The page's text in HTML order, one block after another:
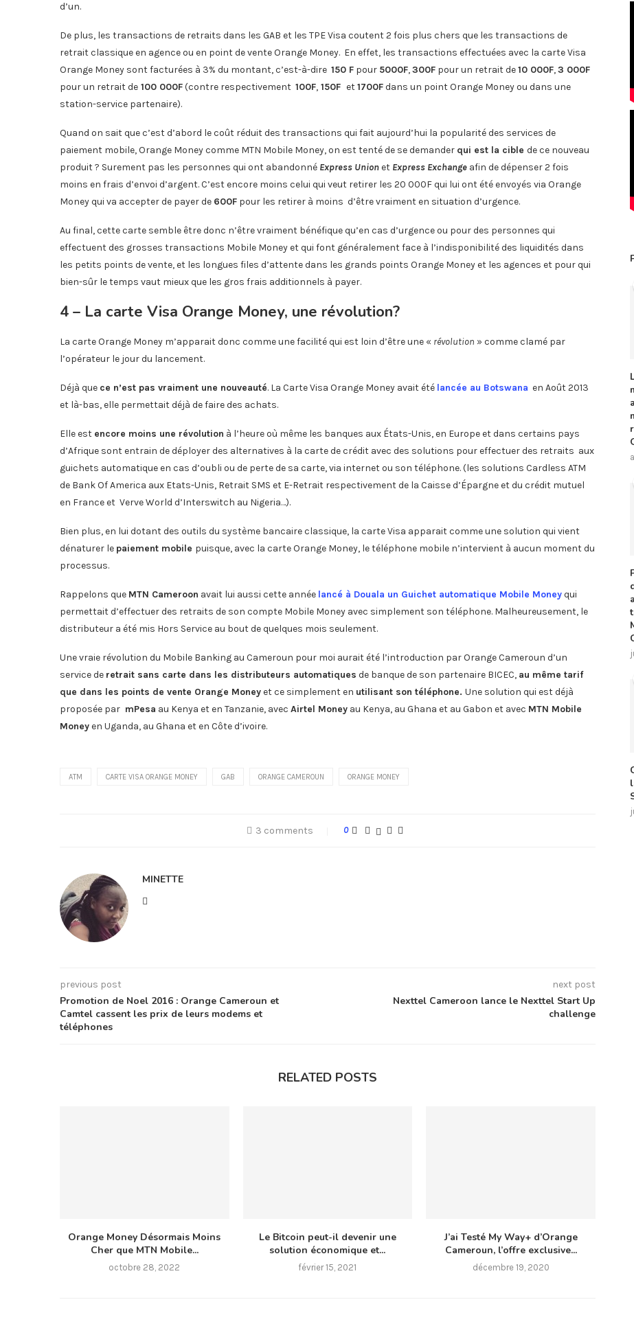
d’un.
De plus, les transactions de retraits dans les GAB et les TPE Visa coutent 2 fois plus chers que les transactions de
retrait classique en agence ou en point de vente Orange Money. En effet, les transactions effectuées avec la carte Visa
Orange Money sont facturées à 3% du montant, c’est-à-dire 150 F pour 5000F,300F pour un retrait de10 000F,3 000F
pour un retrait de 100 000F(contre respectivement 100F, 150F et1700Fdans un point Orange Money ou dans une
station-service partenaire).
Quand on sait que c’est d’abord le coût réduit des transactions qui fait aujourd’hui la popularité des services de
paiement mobile, Orange Money comme MTN Mobile Money, on est tenté de se demander qui est la cible de ce nouveau
produit ? Surement pas les personnes qui ont abandonné Express Unionet Express Exchange afin de dépenser 2 fois
moins en frais d’envoi d’argent. C’est encore moins celui qui veut retirer les 20 000F qui lui ont été envoyés via Orange
Money qui va accepter de payer de 600F pour les retirer à moins d’être vraiment en situation d’urgence.
Au final, cette carte semble être donc n’être vraiment bénéfique qu’en cas d’urgence ou pour des personnes qui
effectuent des grosses transactions Mobile Money et qui font généralement face à l’indisponibilité des liquidités dans
les petits points de vente, et les longues files d’attente dans les grands points Orange Money et les agences et pour qui
bien-sûr le temps vaut mieux que les gros frais additionnels à payer.
4 – La carte Visa Orange Money, une révolution?
La carte Orange Money m’apparait donc comme une facilité qui est loin d’être une « révolution » comme clamé par
l’opérateur le jour du lancement.
Déjà que ce n’est pas vraiment une nouveauté. La Carte Visa Orange Money avait été lancée au Botswana en Août 2013
et là-bas, elle permettait déjà de faire des achats.
Elle est encore moins une révolution à l’heure où même les banques aux États-Unis, en Europe et dans certains pays
d’Afrique sont entrain de déployer des alternatives à la carte de crédit avec des solutions pour effectuer des retraits aux
guichets automatique en cas d’oubli ou de perte de sa carte, via internet ou son téléphone. (les solutions Cardless ATM
de Bank Of America aux Etats-Unis, Retrait SMS et E-Retrait respectivement de la Caisse d’Épargne et du crédit mutuel
en France et Verve World d’Interswitch au Nigeria…).
Bien plus, en lui dotant des outils du système bancaire classique, la carte Visa apparait comme une solution qui vient
dénaturer le paiement mobile puisque, avec la carte Orange Money, le téléphone mobile n’intervient à aucun moment du
processus.
Rappelons que MTN Cameroon avait lui aussi cette année lancé à Douala un Guichet automatique Mobile Moneyqui
permettait d’effectuer des retraits de son compte Mobile Money avec simplement son téléphone. Malheureusement, le
distributeur a été mis Hors Service au bout de quelques mois seulement.
Une vraie révolution du Mobile Banking au Cameroun pour moi aurait été l’introduction par Orange Cameroun d’un
service de retrait sans carte dans les distributeurs automatiques de banque de son partenaire BICEC, au même tarif
que dans les points de vente Orange Moneyet ce simplement en utilisant son téléphone. Une solution qui est déjà
proposée par mPesa au Kenya et en Tanzanie, avec Airtel Money au Kenya, au Ghana et au Gabon et avec MTN Mobile
Moneyen Uganda, au Ghana et en Côte d’ivoire.
ATM CARTE VISA ORANGE MONEY GAB ORANGE CAMEROUN ORANGE MONEY
3 comments 0
MINETTE
previous post
Promotion de Noel 2016 : Orange Cameroun et
Camtel cassent les prix de leurs modems et
téléphones
next post
Nexttel Cameroon lance le Nexttel Start Up
challenge
RELATED POSTS
Orange Money Désormais Moins
Cher que MTN Mobile...
octobre 28, 2022
Le Bitcoin peut-il devenir une
solution économique et...
février 15, 2021
J’ai Testé My Way+ d’Orange
Cameroun, l’offre exclusive...
décembre 19, 2020